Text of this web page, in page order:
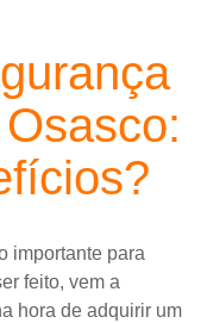
importante para
feito, vem a
hora de adquirir um